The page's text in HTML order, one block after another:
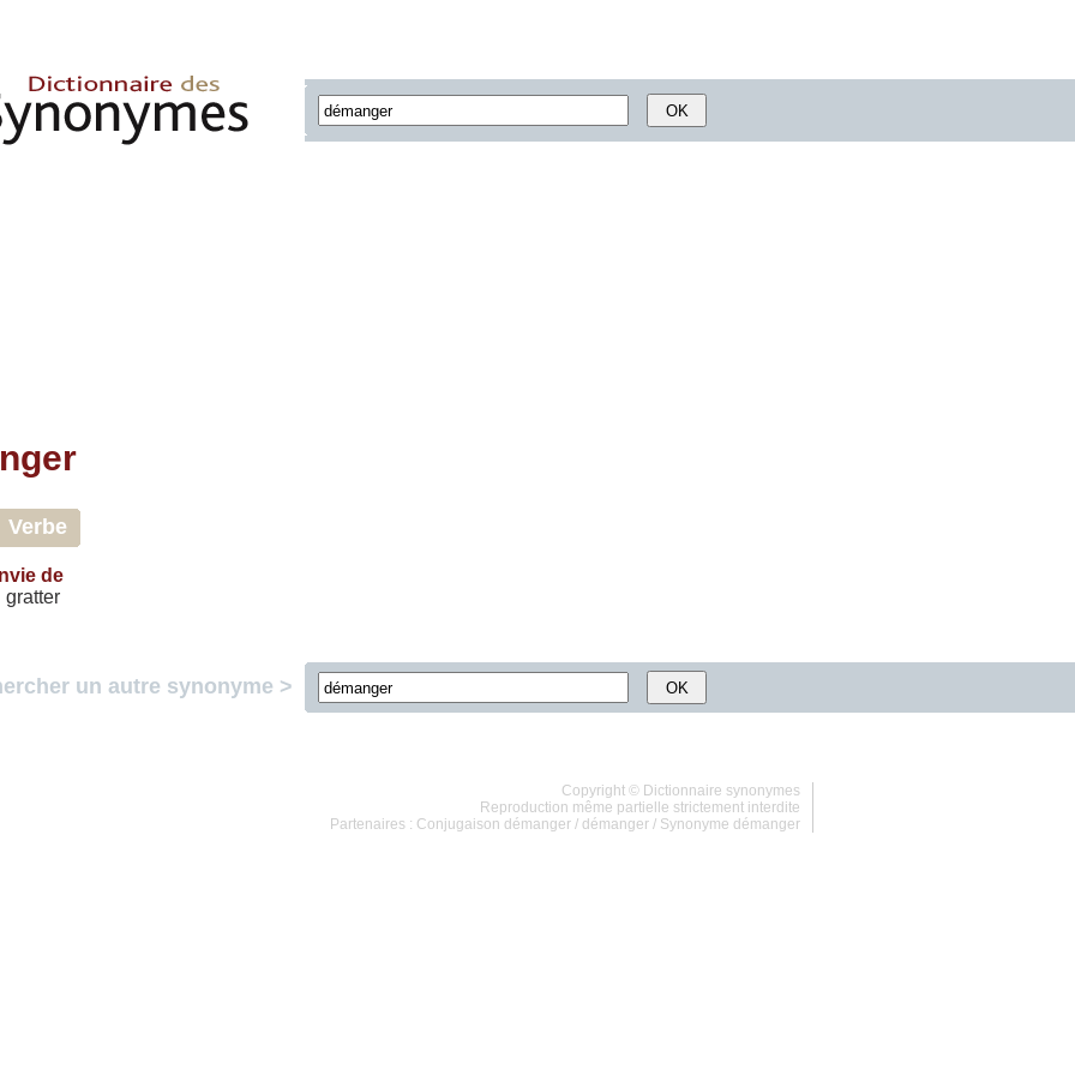
Verbe
de
gratter
un autre synonyme >
Copyright © Dictionnaire synonymes
Reproduction même partielle strictement interdite
Partenaires : Conjugaison démanger / démanger / Synonyme démanger